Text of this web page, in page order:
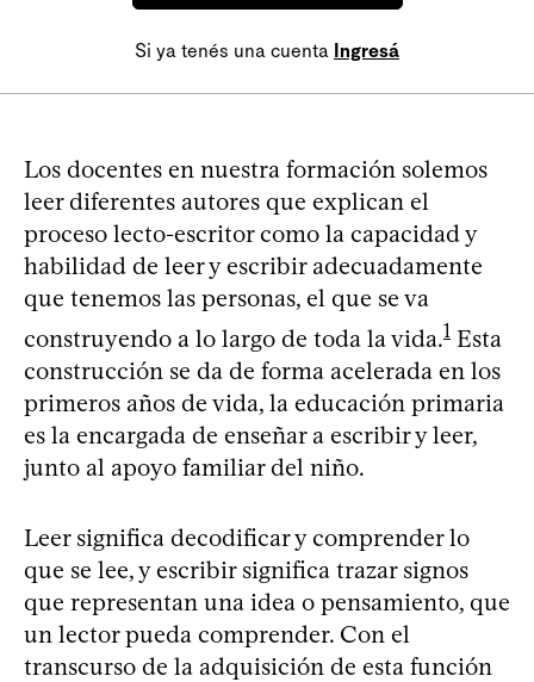
Si ya tenés una cuenta Ingresá
Los docentes en nuestra formación solemos
leer diferentes autores que explican el
proceso lecto-escritor como la capacidad y
habilidad de leer y escribir adecuadamente
que tenemos las personas, el que se va
construyendo a lo largo de toda la vida.1 Esta
construcción se da de forma acelerada en los
primeros años de vida, la educación primaria
es la encargada de enseñar a escribir y leer,
junto al apoyo familiar del niño.
Leer significa decodificar y comprender lo
que se lee, y escribir significa trazar signos
que representan una idea o pensamiento, que
un lector pueda comprender. Con el
transcurso de la adquisición de esta función